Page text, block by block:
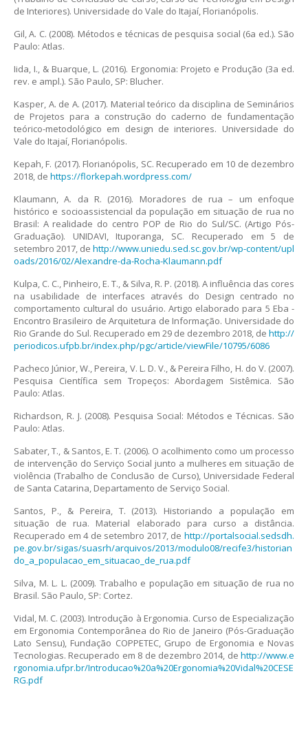
de Interiores). Universidade do Vale do Itajaí, Florianópolis.
Gil, A. C. (2008). Métodos e técnicas de pesquisa social (6a ed.). São
Paulo: Atlas.
Iida, I., & Buarque, L. (2016). Ergonomia: Projeto e Produção (3a ed.
rev. e ampl.). São Paulo, SP: Blucher.
Kasper, A. de A. (2017). Material teórico da disciplina de Seminários
de Projetos para a construção do caderno de fundamentação
teórico-metodológico em design de interiores. Universidade do
Vale do Itajaí, Florianópolis.
Kepah, F. (2017). Florianópolis, SC. Recuperado em 10 de dezembro
2018, de https://florkepah.wordpress.com/
Klaumann, A. da R. (2016). Moradores de rua – um enfoque
histórico e socioassistencial da população em situação de rua no
Brasil: A realidade do centro POP de Rio do Sul/SC. (Artigo Pós-
Graduação). UNIDAVI, Ituporanga, SC. Recuperado em 5 de
setembro 2017, de http://www.uniedu.sed.sc.gov.br/wp-content/upl
oads/2016/02/Alexandre-da-Rocha-Klaumann.pdf
Kulpa, C. C., Pinheiro, E. T., & Silva, R. P. (2018). A influência das cores
na usabilidade de interfaces através do Design centrado no
comportamento cultural do usuário. Artigo elaborado para 5 Eba -
Encontro Brasileiro de Arquitetura de Informação. Universidade do
Rio Grande do Sul. Recuperado em 29 de dezembro 2018, de http://
periodicos.ufpb.br/index.php/pgc/article/viewFile/10795/6086
Pacheco Júnior, W., Pereira, V. L. D. V., & Pereira Filho, H. do V. (2007).
Pesquisa Científica sem Tropeços: Abordagem Sistêmica. São
Paulo: Atlas.
Richardson, R. J. (2008). Pesquisa Social: Métodos e Técnicas. São
Paulo: Atlas.
Sabater, T., & Santos, E. T. (2006). O acolhimento como um processo
de intervenção do Serviço Social junto a mulheres em situação de
violência (Trabalho de Conclusão de Curso), Universidade Federal
de Santa Catarina, Departamento de Serviço Social.
Santos, P., & Pereira, T. (2013). Historiando a população em
situação de rua. Material elaborado para curso a distância.
Recuperado em 4 de setembro 2017, de http://portalsocial.sedsdh.
pe.gov.br/sigas/suasrh/arquivos/2013/modulo08/recife3/historian
do_a_populacao_em_situacao_de_rua.pdf
Silva, M. L. L. (2009). Trabalho e população em situação de rua no
Brasil. São Paulo, SP: Cortez.
Vidal, M. C. (2003). Introdução à Ergonomia. Curso de Especialização
em Ergonomia Contemporânea do Rio de Janeiro (Pós-Graduação
Lato Sensu), Fundação COPPETEC, Grupo de Ergonomia e Novas
Tecnologias. Recuperado em 8 de dezembro 2014, de http://www.e
rgonomia.ufpr.br/Introducao%20a%20Ergonomia%20Vidal%20CESE
RG.pdf